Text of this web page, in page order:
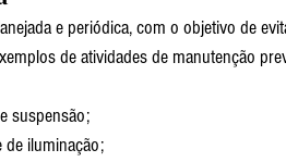
e periódica, com o objetivo de
de atividades de manutenção
suspensão;
de iluminação;